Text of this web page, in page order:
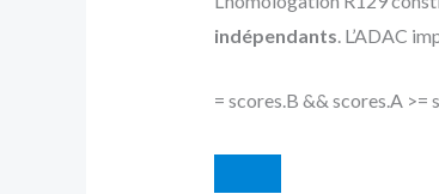
indépendants . L’ADAC
= scores.B && scores.A >=